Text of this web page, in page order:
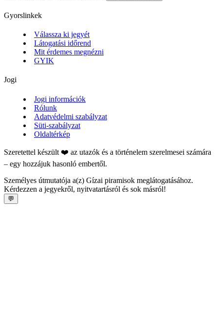
Gyorslinkek
Válassza ki jegyét
Látogatási időrend
Mit érdemes megnézni
GYIK
Jogi
Jogi információk
Rólunk
Adatvédelmi szabályzat
Süti-szabályzat
Oldaltérkép
Szeretettel készült ❤️ az utazók és a történelem szerelmesei számára
– egy hozzájuk hasonló embertől.
Személyes útmutatója a(z) Gízai piramisok meglátogatásához.
Kérdezzen a jegyekről, nyitvatartásról és sok másról!
💬